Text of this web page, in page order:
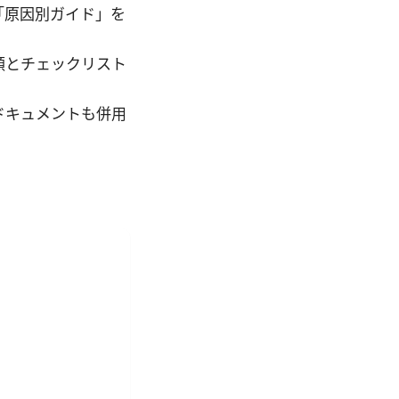
因別ガイド」を
チェックリスト
ュメントも併用